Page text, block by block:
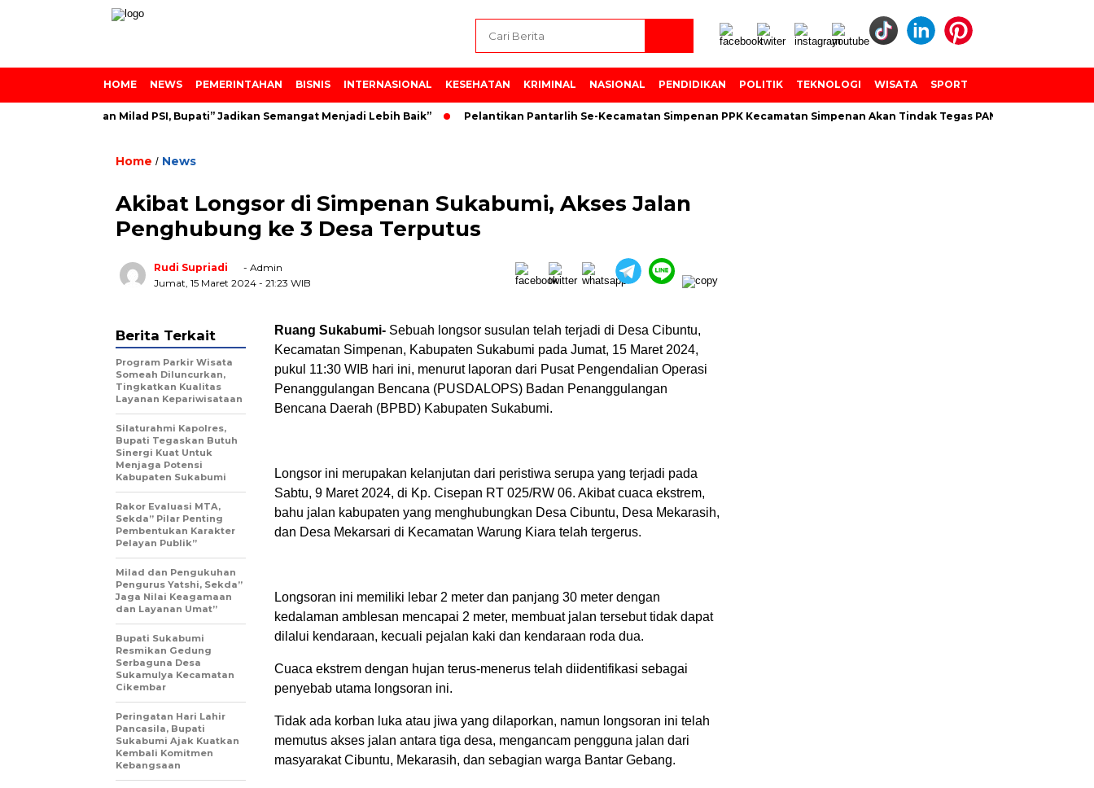
HOME NEWS PEMERINTAHAN BISNIS INTERNASIONAL KESEHATAN KRIMINAL NASIONAL PENDIDIKAN POLITIK TEKNOLOGI WISATA SPORT
Azainiyah dan Milad PSI, Bupati” Jadikan Semangat Menjadi Lebih Baik” Pelantikan Pantarlih Se-Kecamatan Simpenan PPK Kecamatan Simpenan Akan Tindak Tegas PANTARLIH Yang
Home / News
Akibat Longsor di Simpenan Sukabumi, Akses Jalan
Penghubung ke 3 Desa Terputus
Rudi Supriadi
- Admin
Jumat, 15 Maret 2024 - 21:23 WIB
Ruang Sukabumi- Sebuah longsor susulan telah terjadi di Desa Cibuntu,
Kecamatan Simpenan, Kabupaten Sukabumi pada Jumat, 15 Maret 2024,
pukul 11:30 WIB hari ini, menurut laporan dari Pusat Pengendalian Operasi
Penanggulangan Bencana (PUSDALOPS) Badan Penanggulangan
Bencana Daerah (BPBD) Kabupaten Sukabumi.
Longsor ini merupakan kelanjutan dari peristiwa serupa yang terjadi pada
Sabtu, 9 Maret 2024, di Kp. Cisepan RT 025/RW 06. Akibat cuaca ekstrem,
bahu jalan kabupaten yang menghubungkan Desa Cibuntu, Desa Mekarasih,
dan Desa Mekarsari di Kecamatan Warung Kiara telah tergerus.
Longsoran ini memiliki lebar 2 meter dan panjang 30 meter dengan
kedalaman amblesan mencapai 2 meter, membuat jalan tersebut tidak dapat
dilalui kendaraan, kecuali pejalan kaki dan kendaraan roda dua.
Cuaca ekstrem dengan hujan terus-menerus telah diidentifikasi sebagai
penyebab utama longsoran ini.
Tidak ada korban luka atau jiwa yang dilaporkan, namun longsoran ini telah
memutus akses jalan antara tiga desa, mengancam pengguna jalan dari
masyarakat Cibuntu, Mekarasih, dan sebagian warga Bantar Gebang.
Berita Terkait
Program Parkir Wisata
Someah Diluncurkan,
Tingkatkan Kualitas
Layanan Kepariwisataan
Silaturahmi Kapolres,
Bupati Tegaskan Butuh
Sinergi Kuat Untuk
Menjaga Potensi
Kabupaten Sukabumi
Rakor Evaluasi MTA,
Sekda” Pilar Penting
Pembentukan Karakter
Pelayan Publik”
Milad dan Pengukuhan
Pengurus Yatshi, Sekda”
Jaga Nilai Keagamaan
dan Layanan Umat”
Bupati Sukabumi
Resmikan Gedung
Serbaguna Desa
Sukamulya Kecamatan
Cikembar
Peringatan Hari Lahir
Pancasila, Bupati
Sukabumi Ajak Kuatkan
Kembali Komitmen
Kebangsaan